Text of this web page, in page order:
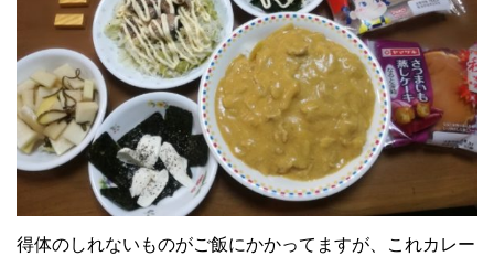
得体のしれないものがご飯にかかってますが、これカレー